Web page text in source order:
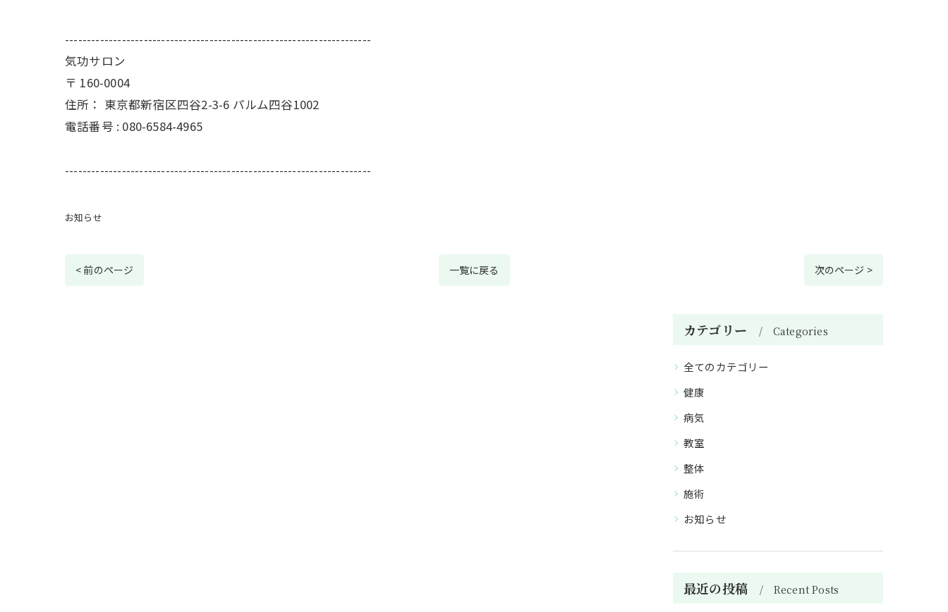
----------------------------------------------------------------------
気功サロン
〒 160-0004
住所： 東京都新宿区四谷2-3-6 パルム四谷1002
電話番号 : 080-6584-4965
----------------------------------------------------------------------
お知らせ
< 前のページ 一覧に戻る 次のページ >
カテゴリー Categories
全てのカテゴリー
健康
病気
教室
整体
施術
お知らせ
最近の投稿 Recent Posts